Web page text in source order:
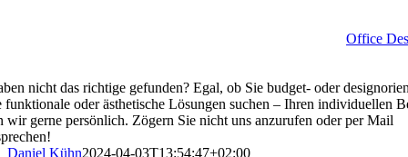
Office
nicht das richtige gefunden? Egal, ob Sie budget- oder
funktionale oder ästhetische Lösungen suchen – Ihren individuellen
wir gerne persönlich. Zögern Sie nicht uns anzurufen oder per Mail
Daniel Kühn2024-04-03T13:54:47+02:00